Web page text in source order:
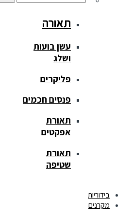
תאורה
עשן בועות
ושלג
פליקרים
פנסים חכמים
תאורת
אפקטים
תאורת
שטיפה
בידוריות
מקרנים